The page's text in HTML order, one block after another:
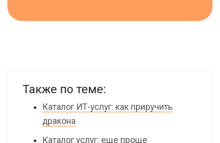
Также по теме:
Каталог ИТ-услуг: как приручить
дракона
Каталог услуг: еще проще